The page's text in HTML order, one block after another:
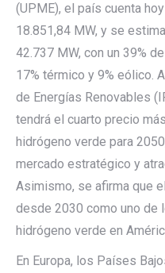
(UPME), el país cuenta
18.851,84 MW, y se
42.737 MW, con un 39%
17% térmico y 9% eólico.
de Energías Renovables
tendrá el cuarto precio
hidrógeno verde para
mercado estratégico y
Asimismo, se afirma que
desde 2030 como uno de
hidrógeno verde en
En Europa, los Países